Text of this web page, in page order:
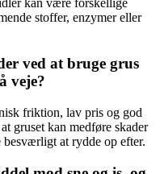
kan være forskellige
stoffer, enzymer eller
ved at bruge grus
veje?
friktion, lav pris og god
gruset kan medføre skader
at rydde op efter.